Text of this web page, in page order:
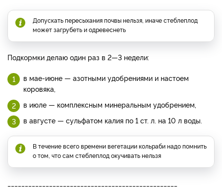
Допускать пересыхания почвы нельзя, иначе стеблеплод
мо­жет загрубеть и одревеснеть
Подкормки делаю один раз в 2—3 недели:
в мае-июне — азотными удобрениями и на­стоем
коровяка,
в июле — комплексным минеральным удобрением,
в августе — суль­фатом калия по 1 ст. л. на 10 л воды.
В течение всего вре­мени вегетации кольраби надо помнить
о том, что сам стеблеплод окучи­вать нельзя